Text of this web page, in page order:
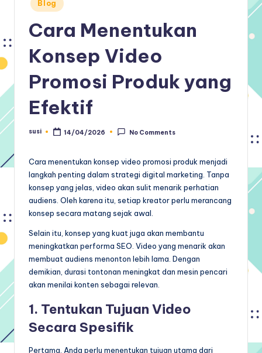
in
Blog
Cara Menentukan
Konsep Video
Promosi Produk yang
Efektif
Posted
susi 14/04/2026 No Comments
Cara menentukan konsep video promosi produk menjadi
langkah penting dalam strategi digital marketing. Tanpa
konsep yang jelas, video akan sulit menarik perhatian
audiens. Oleh karena itu, setiap kreator perlu merancang
konsep secara matang sejak awal.
Selain itu, konsep yang kuat juga akan membantu
meningkatkan performa SEO. Video yang menarik akan
membuat audiens menonton lebih lama. Dengan
demikian, durasi tontonan meningkat dan mesin pencari
akan menilai konten sebagai relevan.
1. Tentukan Tujuan Video
Secara Spesifik
Pertama, Anda perlu menentukan tujuan utama dari